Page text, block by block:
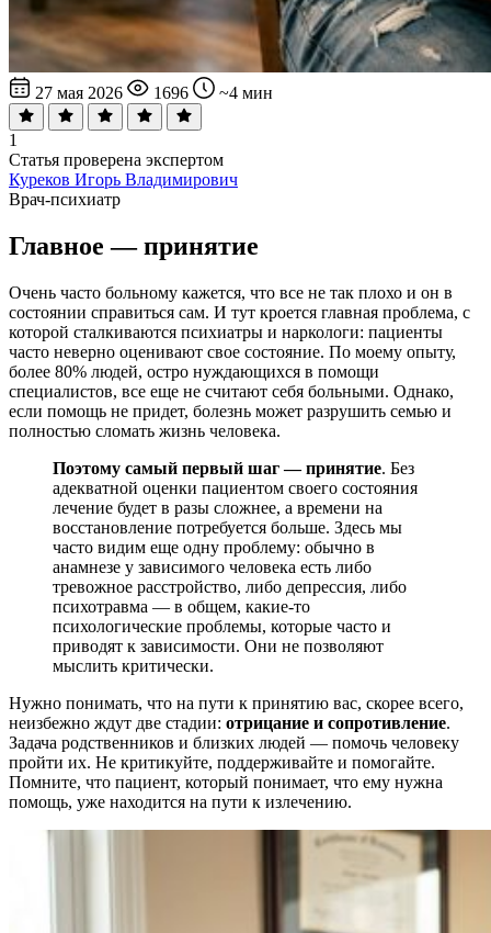
27 мая 2026 1696 ~4 мин
1
Статья проверена экспертом
Куреков Игорь Владимирович
Врач-психиатр
Главное — принятие
Очень часто больному кажется, что все не так плохо и он в
состоянии справиться сам. И тут кроется главная проблема, с
которой сталкиваются психиатры и наркологи: пациенты
часто неверно оценивают свое состояние. По моему опыту,
более 80% людей, остро нуждающихся в помощи
специалистов, все еще не считают себя больными. Однако,
если помощь не придет, болезнь может разрушить семью и
полностью сломать жизнь человека.
Поэтому самый первый шаг — принятие. Без
адекватной оценки пациентом своего состояния
лечение будет в разы сложнее, а времени на
восстановление потребуется больше. Здесь мы
часто видим еще одну проблему: обычно в
анамнезе у зависимого человека есть либо
тревожное расстройство, либо депрессия, либо
психотравма — в общем, какие-то
психологические проблемы, которые часто и
приводят к зависимости. Они не позволяют
мыслить критически.
Нужно понимать, что на пути к принятию вас, скорее всего,
неизбежно ждут две стадии: отрицание и сопротивление.
Задача родственников и близких людей — помочь человеку
пройти их. Не критикуйте, поддерживайте и помогайте.
Помните, что пациент, который понимает, что ему нужна
помощь, уже находится на пути к излечению.